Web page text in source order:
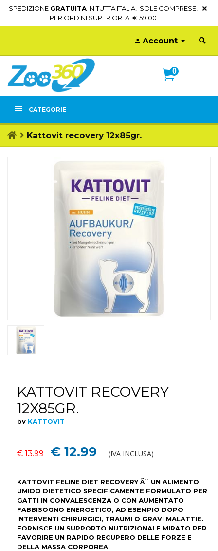
SPEDIZIONE GRATUITAIN TUTTA ITALIA, ISOLE COMPRESE,
PER ORDINI SUPERIORI AI € 59.00
Account
0
CATEGORIE
Kattovit recovery 12x85gr.
KATTOVIT RECOVERY
12X85GR.
by KATTOVIT
€ 13.99 € 12.99 (IVA INCLUSA)
KATTOVIT FELINE DIET RECOVERY Ã¨ UN ALIMENTO
UMIDO DIETETICO SPECIFICAMENTE FORMULATO PER
GATTI IN CONVALESCENZA O CON AUMENTATO
FABBISOGNO ENERGETICO, AD ESEMPIO DOPO
INTERVENTI CHIRURGICI, TRAUMI O GRAVI MALATTIE.
FORNISCE UN SUPPORTO NUTRIZIONALE MIRATO PER
FAVORIRE UN RAPIDO RECUPERO DELLE FORZE E
DELLA MASSA CORPOREA.